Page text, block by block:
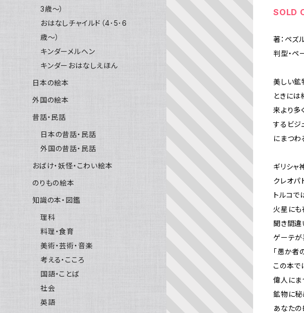
SOLD
著：ペ
判型・ペ
美しい鉱
ときには
来より多
するビジ
にまつわ
ギリシャ
クレオパ
トルコで
火星にも
聞き間違
ゲーテが
「愚か者
この本で
偉人にま
鉱物に秘
あなたの
3歳～）
おはなしチャイルド（4･5･6
歳～）
キンダーメルヘン
キンダーおはなしえほん
日本の絵本
外国の絵本
昔話・民話
日本の昔話・民話
外国の昔話・民話
おばけ・妖怪・こわい絵本
のりもの絵本
知識の本・図鑑
理科
料理・食育
美術・芸術・音楽
考える・こころ
国語・ことば
社会
英語